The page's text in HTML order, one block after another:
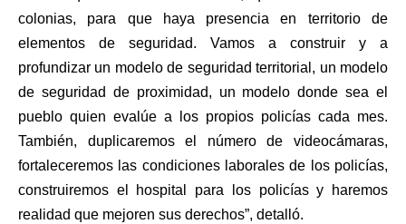
colonias, para que haya presencia en territorio de
elementos de seguridad. Vamos a construir y a
profundizar un modelo de seguridad territorial, un modelo
de seguridad de proximidad, un modelo donde sea el
pueblo quien evalúe a los propios policías cada mes.
También, duplicaremos el número de videocámaras,
fortaleceremos las condiciones laborales de los policías,
construiremos el hospital para los policías y haremos
realidad que mejoren sus derechos”, detalló.